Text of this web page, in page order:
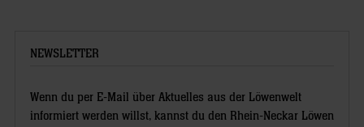
NEWSLETTER
Wenn du per E-Mail über Aktuelles aus der Löwenwelt
informiert werden willst, kannst du den Rhein-Neckar Löwen